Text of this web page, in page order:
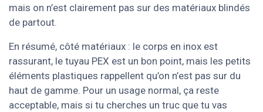
mais on n’est clairement pas sur des matériaux blindés
de partout.
En résumé, côté matériaux : le corps en inox est
rassurant, le tuyau PEX est un bon point, mais les petits
éléments plastiques rappellent qu’on n’est pas sur du
haut de gamme. Pour un usage normal, ça reste
acceptable, mais si tu cherches un truc que tu vas